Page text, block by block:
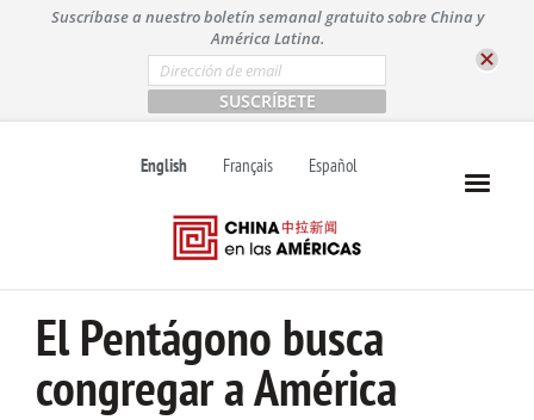
t
Suscríbase a nuestro boletín semanal gratuito sobre China y
América Latina.
E
m
a
i
*
English Français Español
El Pentágono busca
congregar a América